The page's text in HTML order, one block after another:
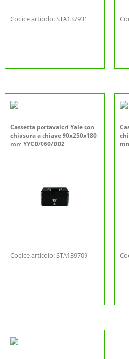
Codice articolo: STA137931
Cassetta portavalori Yale con
chiusura a chiave 90x250x180
mm YYCB/060/BB2
Codice articolo: STA139709